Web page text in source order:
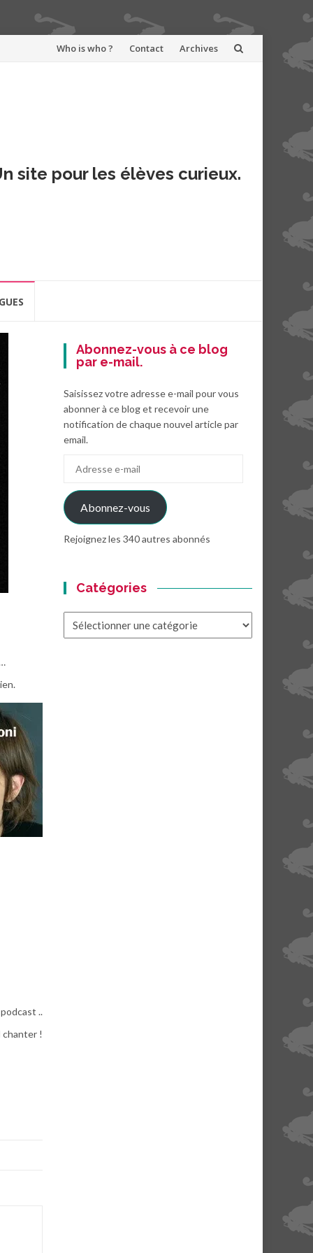
Aller
Who is who ? Contact Archives
site pour les élèves curieux.
..
chanter !
Abonnez-vous à ce blog
par e-mail.
Saisissez votre adresse e-mail pour vous
abonner à ce blog et recevoir une
notification de chaque nouvel article par
email.
mail
Abonnez-vous
Rejoignez les 340 autres abonnés
Catégories